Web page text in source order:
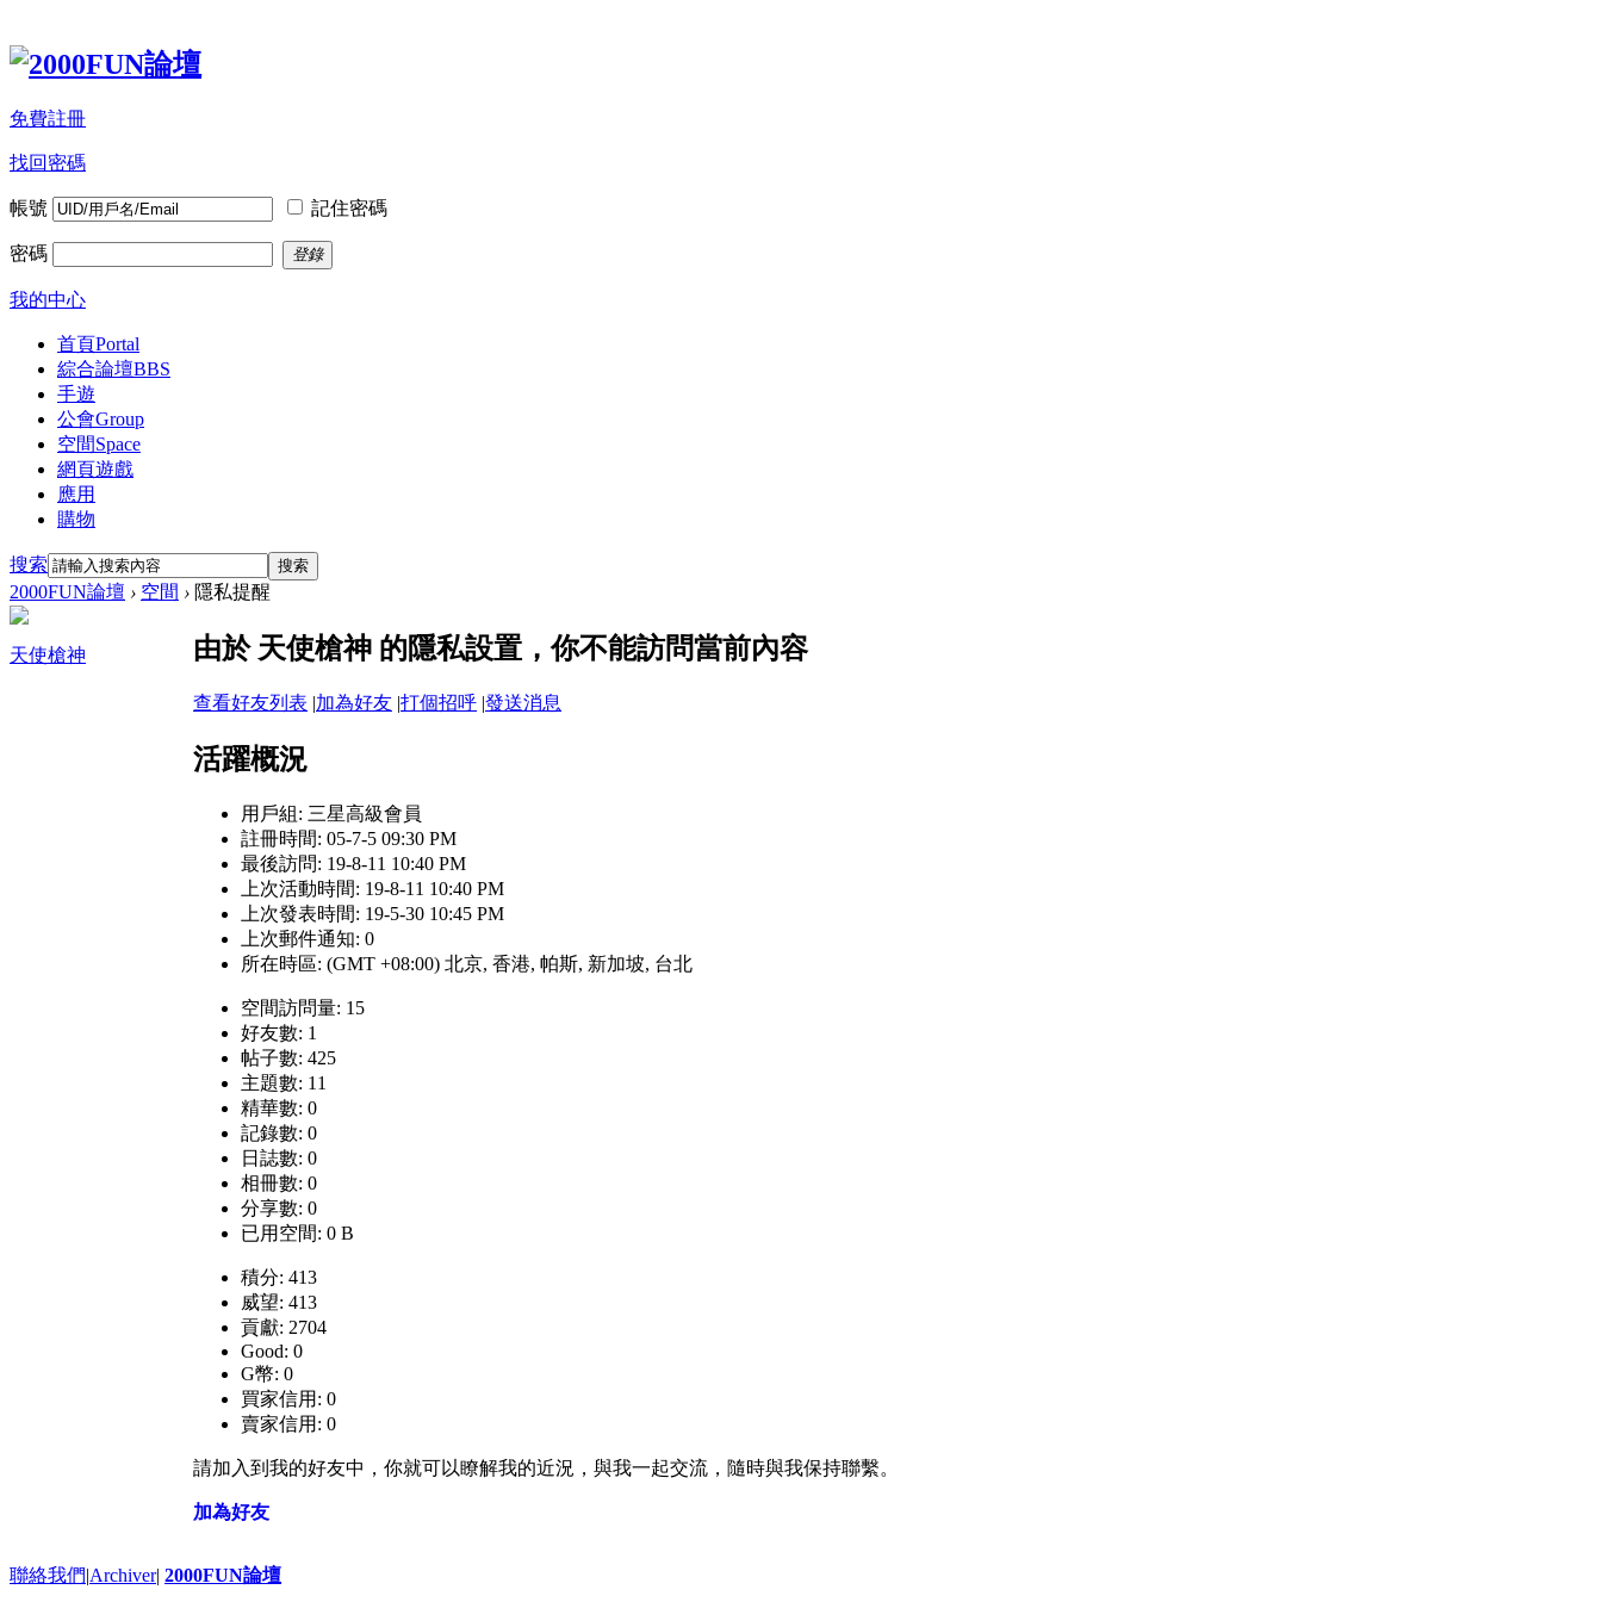
免費註冊
找回密碼
帳號 記住密碼
密碼 登錄
我的中心
首頁Portal
綜合論壇BBS
手遊
公會Group
空間Space
網頁遊戲
應用
購物
搜索 搜索
2000FUN論壇 › 空間 › 隱私提醒
天使槍神 由於 天使槍神 的隱私設置，你不能訪問當前內容
查看好友列表 |加為好友 |打個招呼 |發送消息
活躍概況
用戶組: 三星高級會員
註冊時間: 05-7-5 09:30 PM
最後訪問: 19-8-11 10:40 PM
上次活動時間: 19-8-11 10:40 PM
上次發表時間: 19-5-30 10:45 PM
上次郵件通知: 0
所在時區: (GMT +08:00) 北京, 香港, 帕斯, 新加坡, 台北
空間訪問量: 15
好友數: 1
帖子數: 425
主題數: 11
精華數: 0
記錄數: 0
日誌數: 0
相冊數: 0
分享數: 0
已用空間: 0 B
積分: 413
威望: 413
貢獻: 2704
Good: 0
G幣: 0
買家信用: 0
賣家信用: 0
請加入到我的好友中，你就可以瞭解我的近況，與我一起交流，隨時與我保持聯繫。
加為好友
聯絡我們|Archiver| 2000FUN論壇